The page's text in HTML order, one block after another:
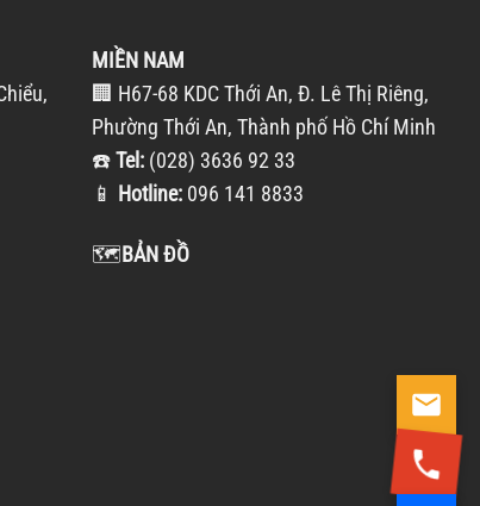
MIỀN NAM
🏢 H67-68 KDC Thới An, Đ. Lê Thị Riêng,
Phường Thới An, Thành phố Hồ Chí Minh
☎️Tel: (028) 3636 92 33
📱 Hotline: 096 141 8833
🗺️BẢN ĐỒ